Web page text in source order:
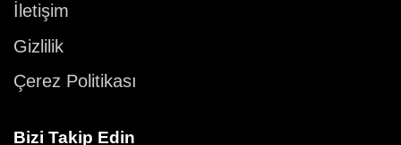
İletişim
Gizlilik
Çerez Politikası
Bizi Takip Edin